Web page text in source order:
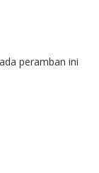
peramban ini